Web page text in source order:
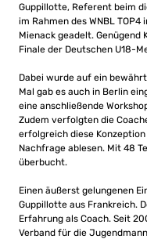
Guppillotte, Referent beim
im Rahmen des WNBL
Mienack geadelt. Genügend
Finale der Deutschen U18-
Dabei wurde auf ein
Mal gab es auch in Berlin
eine anschließende
Zudem verfolgten die
erfolgreich diese
Nachfrage ablesen. Mit 48
überbucht.
Einen äußerst gelungenen
Guppillotte aus Frankreich.
Erfahrung als Coach. Seit
Verband für die